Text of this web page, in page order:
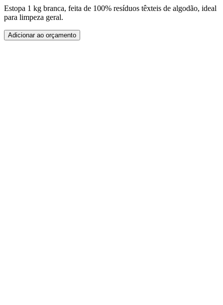
Estopa 1 kg branca, feita de 100% resíduos têxteis de algodão, ideal
para limpeza geral.
Adicionar ao orçamento